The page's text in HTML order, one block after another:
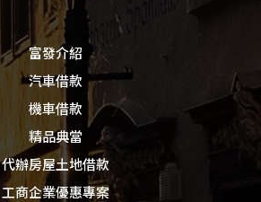
富發介紹
汽車借款
機車借款
精品典當
代辦房屋土地借款
工商企業優惠專案